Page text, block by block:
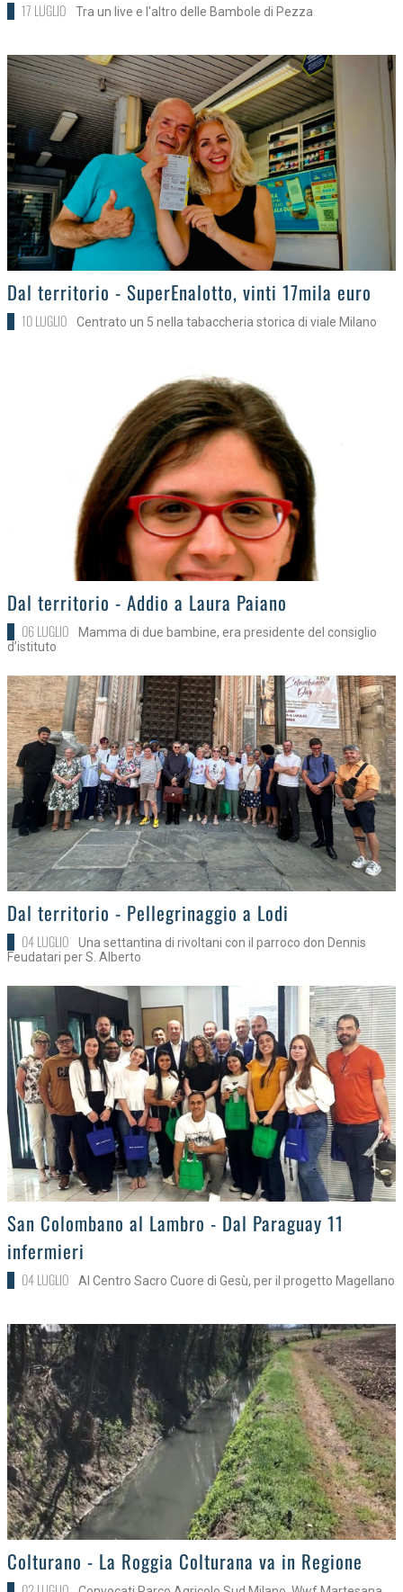
17 LUGLIO Tra un live e l'altro delle Bambole di Pezza
>
Dal territorio - SuperEnalotto, vinti 17mila euro
10 LUGLIO Centrato un 5 nella tabaccheria storica di viale Milano
>
Dal territorio - Addio a Laura Paiano
06 LUGLIO
Mamma di due bambine, era presidente del consiglio
d’istituto
>
Dal territorio - Pellegrinaggio a Lodi
04 LUGLIO
Una settantina di rivoltani con il parroco don Dennis
Feudatari per S. Alberto
>
San Colombano al Lambro - Dal Paraguay 11
infermieri
04 LUGLIO Al Centro Sacro Cuore di Gesù, per il progetto Magellano
>
Colturano - La Roggia Colturana va in Regione